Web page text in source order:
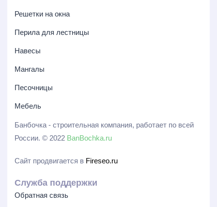
Решетки на окна
Перила для лестницы
Навесы
Мангалы
Песочницы
Мебель
Банбочка - строительная компания, работает по всей
России. © 2022 BanBochka.ru
Сайт продвигается в Fireseo.ru
Служба поддержки
Обратная связь